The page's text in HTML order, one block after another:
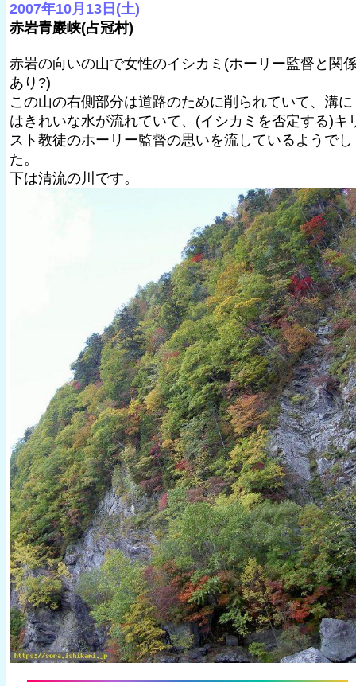
2007年10月13日(土)
赤岩青巖峡(占冠村)
赤岩の向いの山で女性のイシカミ(ホーリー監督と関
あり?)
この山の右側部分は道路のために削られていて、溝に
はきれいな水が流れていて、(イシカミを否定する)キ
スト教徒のホーリー監督の思いを流しているようでし
た。
下は清流の川です。